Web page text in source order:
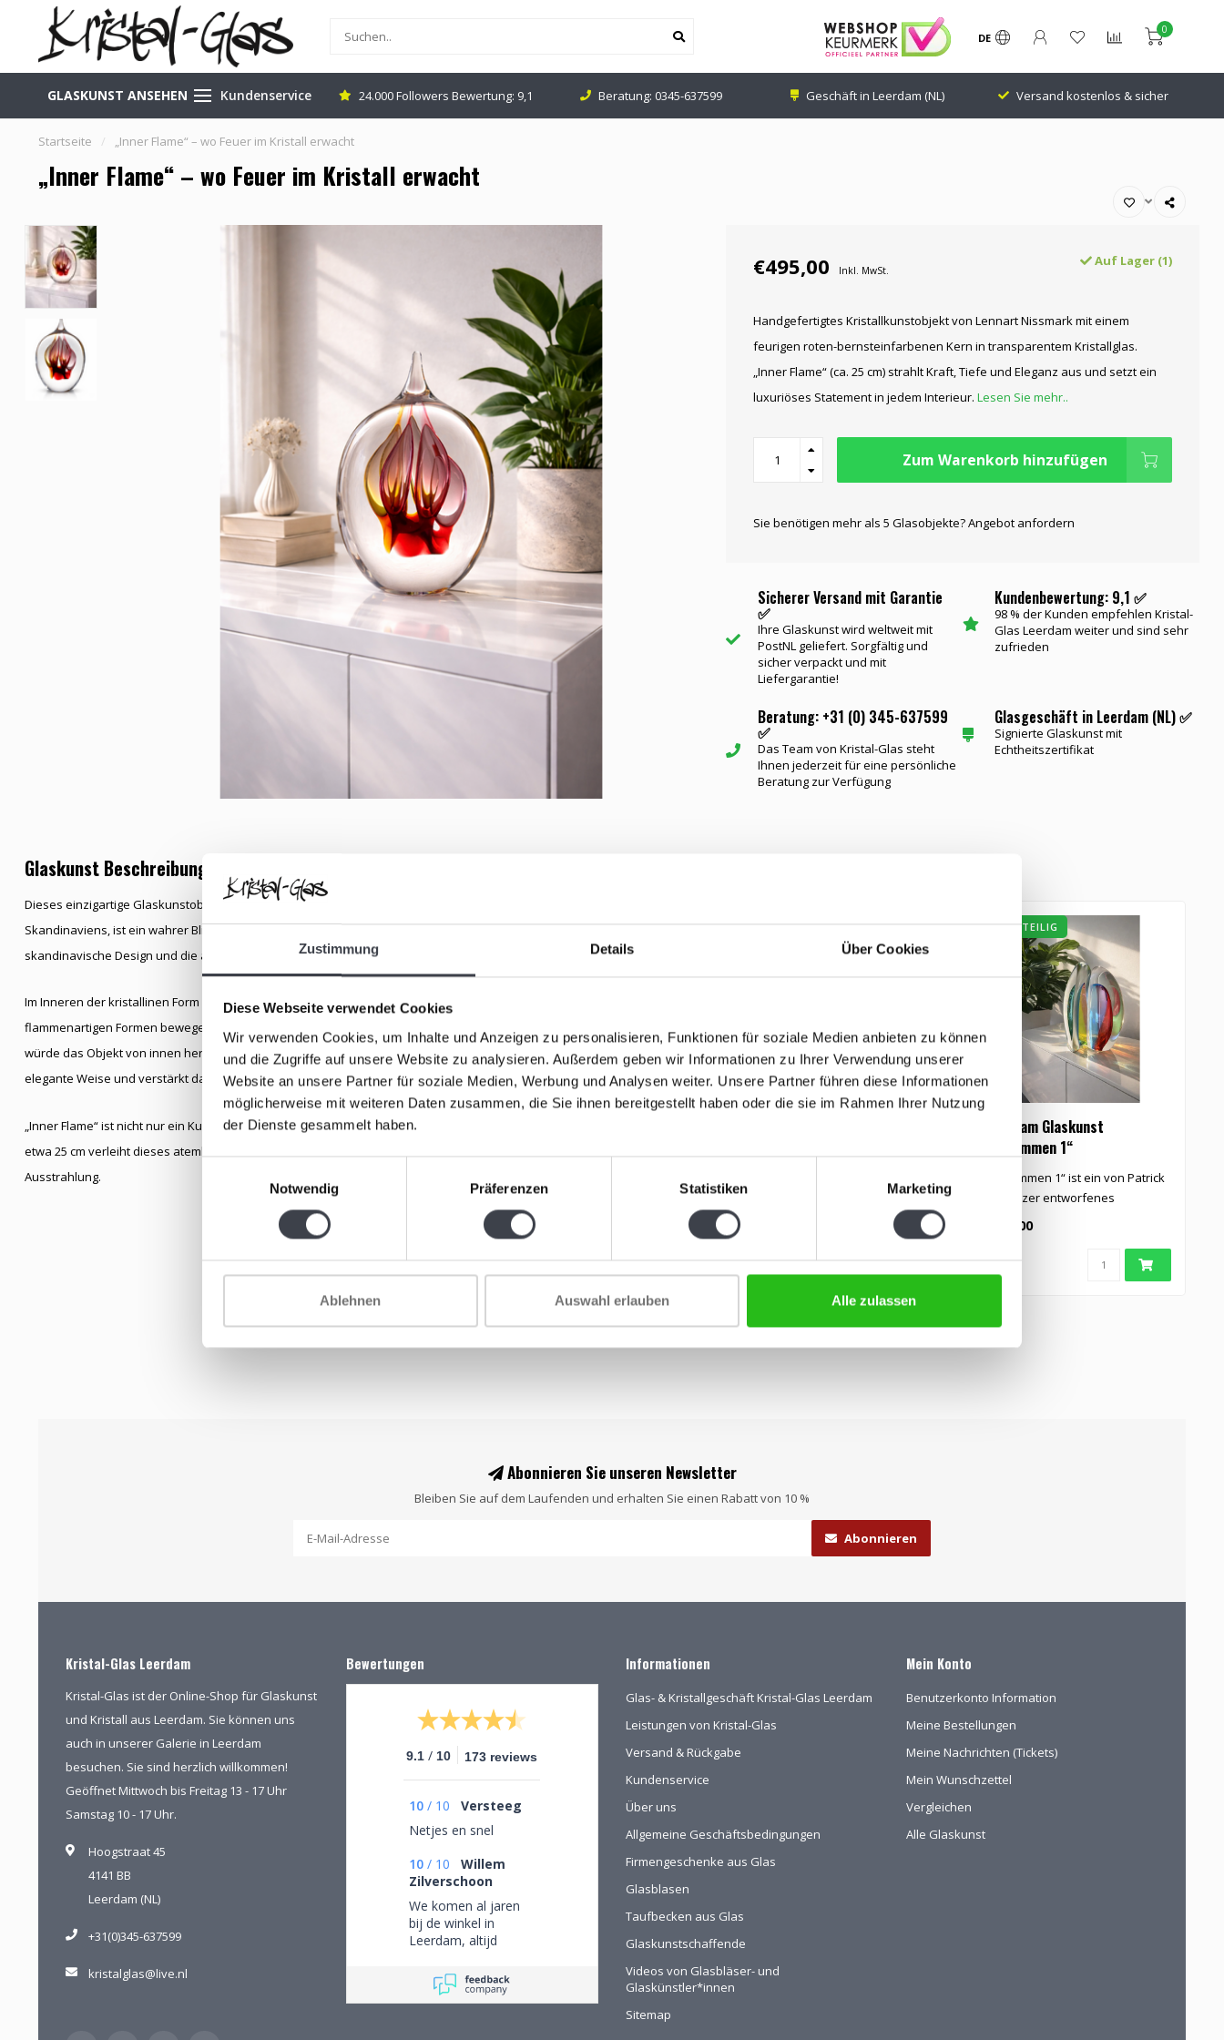
Zustimmung Details Über Cookies
Diese Webseite verwendet Cookies
Wir verwenden Cookies, um Inhalte und Anzeigen zu personalisieren, Funktionen für soziale Medien anbieten zu können
und die Zugriffe auf unsere Website zu analysieren. Außerdem geben wir Informationen zu Ihrer Verwendung unserer
Website an unsere Partner für soziale Medien, Werbung und Analysen weiter. Unsere Partner führen diese Informationen
möglicherweise mit weiteren Daten zusammen, die Sie ihnen bereitgestellt haben oder die sie im Rahmen Ihrer Nutzung
der Dienste gesammelt haben.
Notwendig
Präferenzen Statistiken Marketing
Ablehnen Auswahl erlauben Alle zulassen
DE
0
GLASKUNST ANSEHEN Kundenservice
Leerdam (NL) Versand kostenlos & sicher 24.000 Followers Bewertung: 9,1 Beratung: 0345-637599 Geschäft in Leerdam (NL) Versand kostenlos & sicher
Startseite / „Inner Flame“ – wo Feuer im Kristall erwacht
„Inner Flame“ – wo Feuer im Kristall erwacht
€495,00 Inkl. MwSt.
Auf Lager (1)
Handgefertigtes Kristallkunstobjekt von Lennart Nissmark mit einem
feurigen roten-bernsteinfarbenen Kern in transparentem Kristallglas.
„Inner Flame“ (ca. 25 cm) strahlt Kraft, Tiefe und Eleganz aus und setzt ein
luxuriöses Statement in jedem Interieur. Lesen Sie mehr..
Zum Warenkorb hinzufügen
Sie benötigen mehr als 5 Glasobjekte? Angebot anfordern
Sicherer Versand mit Garantie
✅
Ihre Glaskunst wird weltweit mit
PostNL geliefert. Sorgfältig und
sicher verpackt und mit
Liefergarantie!
Kundenbewertung: 9,1 ✅
98 % der Kunden empfehlen Kristal-
Glas Leerdam weiter und sind sehr
zufrieden
Beratung: +31 (0) 345-637599
✅
Das Team von Kristal-Glas steht
Ihnen jederzeit für eine persönliche
Beratung zur Verfügung
Glasgeschäft in Leerdam (NL) ✅
Signierte Glaskunst mit
Echtheitszertifikat
Glaskunst Beschreibung
Dieses einzigartige Glaskunstobjekt, meisterhaft gefertigt von Lennart Nissmark, einem der Meisterglasbläser
Skandinaviens, ist ein wahrer Blickfang. Aus reinstem Kristall geschaffen, verkörpert das Objekt das klare, raffinierte
skandinavische Design und die außergewöhnliche Handwerkskunst, für die nordeuropäische Glaskunst bekannt ist.
Im Inneren der kristallinen Form entfaltet sich ein kraftvoller Kern aus roten und bernsteinfarbenen Glaselementen. Die
flammenartigen Formen bewegen sich anmutig im klaren Kristall und erzeugen einen dynamischen, lebendigen Effekt, als
würde das Objekt von innen heraus leuchten. Die dicke Schicht aus reinem Kristall umrahmt diesen feurigen Kern auf
elegante Weise und verstärkt das faszinierende Spiel von Licht, Tiefe und Intensität.
„Inner Flame“ ist nicht nur ein Kunstwerk, sondern ein luxuriöses Schmuckstück für jede Einrichtung. Mit einer Höhe von
etwa 25 cm verleiht dieses atemberaubende Objekt jedem Raum Wärme, Kraft und eine elegante skandinavische
Ausstrahlung.
„Holland“ in hellen Farben.
ZWEITEILIG
Leerdam Glaskunst
„Zusammen 1“
„Zusammen 1“ ist ein von Patrick
de Keijzer entworfenes
€395,00
Abonnieren Sie unseren Newsletter
Bleiben Sie auf dem Laufenden und erhalten Sie einen Rabatt von 10 %
Abonnieren
Kristal-Glas Leerdam
Kristal-Glas ist der Online-Shop für Glaskunst
und Kristall aus Leerdam. Sie können uns
auch in unserer Galerie in Leerdam
besuchen. Sie sind herzlich willkommen!
Geöffnet Mittwoch bis Freitag 13 - 17 Uhr
Samstag 10 - 17 Uhr.
Hoogstraat 45
4141 BB
Leerdam (NL)
+31(0)345-637599
kristalglas@live.nl
Bewertungen
9.1 / 10 173 reviews
10 / 10
Versteeg
Netjes en snel
10 / 10
Willem
Zilverschoon
We komen al jaren
bij de winkel in
Leerdam, altijd
waar we een aantal
van gekocht hebben.
Na onze verhuizing
Informationen
Glas- & Kristallgeschäft Kristal-Glas Leerdam
Leistungen von Kristal-Glas
Versand & Rückgabe
Kundenservice
Über uns
Allgemeine Geschäftsbedingungen
Firmengeschenke aus Glas
Glasblasen
Taufbecken aus Glas
Glaskunstschaffende
Videos von Glasbläser- und
Glaskünstler*innen
Sitemap
Mein Konto
Benutzerkonto Information
Meine Bestellungen
Meine Nachrichten (Tickets)
Mein Wunschzettel
Vergleichen
Alle Glaskunst